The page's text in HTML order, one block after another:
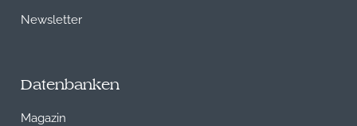
Newsletter
Datenbanken
Magazin